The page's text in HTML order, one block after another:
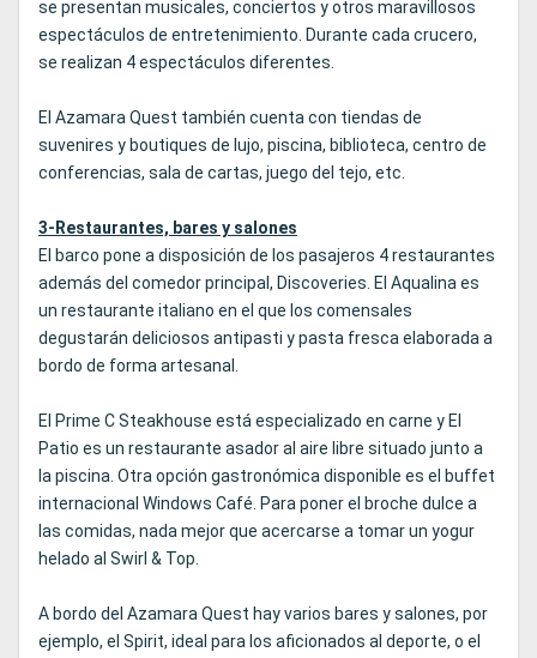
se presentan musicales, conciertos y otros maravillosos
espectáculos de entretenimiento. Durante cada crucero,
se realizan 4 espectáculos diferentes.
El Azamara Quest también cuenta con tiendas de
suvenires y boutiques de lujo, piscina, biblioteca, centro de
conferencias, sala de cartas, juego del tejo, etc.
3-Restaurantes, bares y salones
El barco pone a disposición de los pasajeros 4 restaurantes
además del comedor principal, Discoveries. El Aqualina es
un restaurante italiano en el que los comensales
degustarán deliciosos antipasti y pasta fresca elaborada a
bordo de forma artesanal.
El Prime C Steakhouse está especializado en carne y El
Patio es un restaurante asador al aire libre situado junto a
la piscina. Otra opción gastronómica disponible es el buffet
internacional Windows Café. Para poner el broche dulce a
las comidas, nada mejor que acercarse a tomar un yogur
helado al Swirl & Top.
A bordo del Azamara Quest hay varios bares y salones, por
ejemplo, el Spirit, ideal para los aficionados al deporte, o el